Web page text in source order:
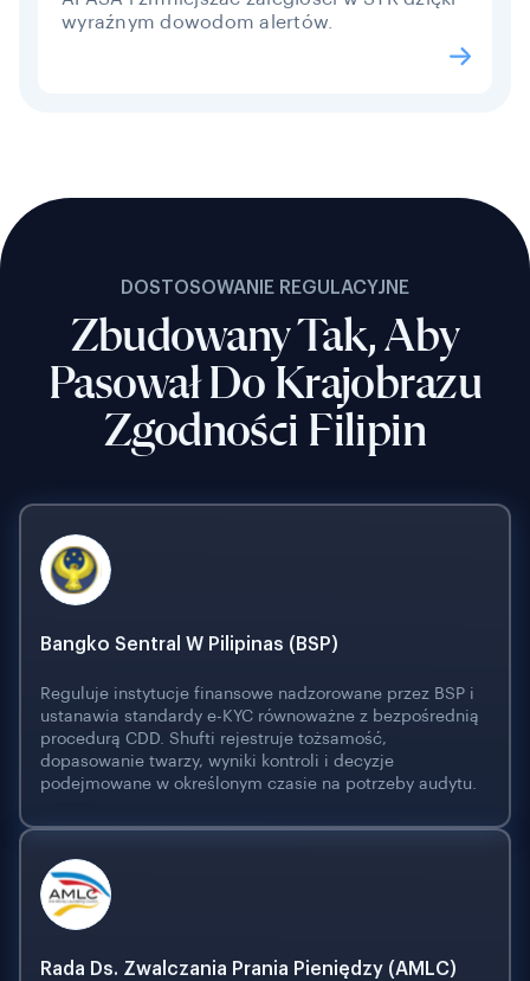
wyraźnym dowodom alertów.
DOSTOSOWANIE REGULACYJNE
Zbudowany Tak, Aby
Pasował Do Krajobrazu
Zgodności Filipin
Bangko Sentral W Pilipinas (BSP)
Reguluje instytucje finansowe nadzorowane przez BSP i
ustanawia standardy e-KYC równoważne z bezpośrednią
procedurą CDD. Shufti rejestruje tożsamość,
dopasowanie twarzy, wyniki kontroli i decyzje
podejmowane w określonym czasie na potrzeby audytu.
Rada Ds. Zwalczania Prania Pieniędzy (AMLC)